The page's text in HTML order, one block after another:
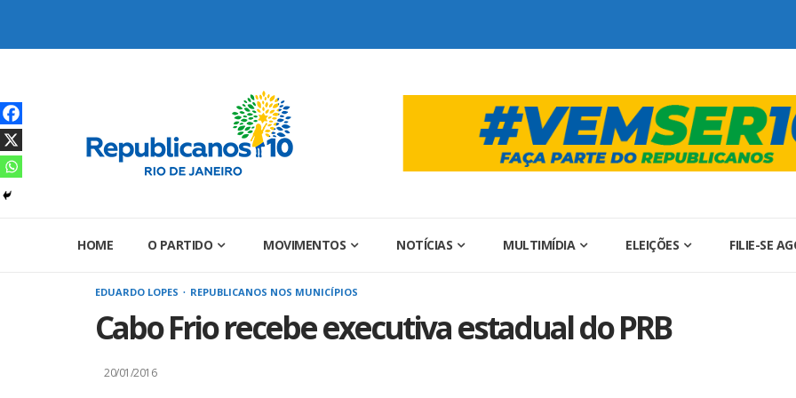
HOME O PARTIDO MOVIMENTOS NOTÍCIAS MULTIMÍDIA ELEIÇÕES FILIE-SE
EDUARDO LOPES REPUBLICANOS NOS MUNICÍPIOS
Cabo Frio recebe executiva estadual do PRB
20/01/2016